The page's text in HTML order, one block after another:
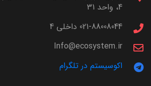
4، واحد 31
021-88008044 داخلی 4
Info@ecosystem.ir
اکوسیستم در تلگرام